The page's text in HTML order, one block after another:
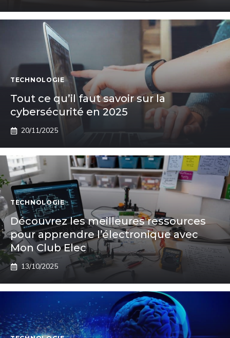
TECHNOLOGIE
Tout ce qu’il faut savoir sur la
cybersécurité en 2025
20/11/2025
TECHNOLOGIE
Découvrez les meilleures ressources
pour apprendre l’électronique avec
Mon Club Elec
13/10/2025